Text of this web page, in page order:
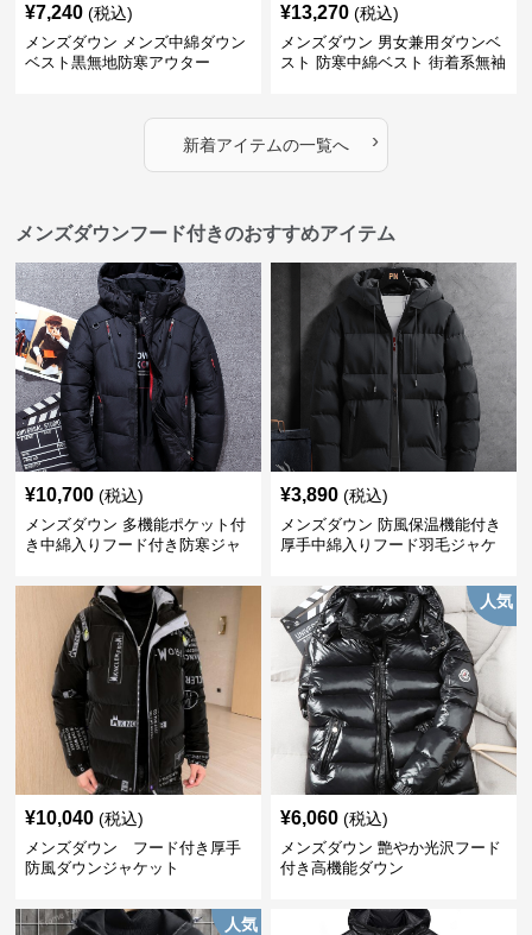
¥7,240 (税込)
メンズダウン メンズ中綿ダウン
ベスト黒無地防寒アウター
¥13,270 (税込)
メンズダウン 男女兼用ダウンベ
スト 防寒中綿ベスト 街着系無袖
新着アイテムの一覧へ ›
メンズダウンフード付きのおすすめアイテム
¥10,700 (税込)
メンズダウン 多機能ポケット付
き中綿入りフード付き防寒ジャ
¥3,890 (税込)
メンズダウン 防風保温機能付き
厚手中綿入りフード羽毛ジャケ
¥10,040 (税込)
メンズダウン フード付き厚手
防風ダウンジャケット
人気
¥6,060 (税込)
メンズダウン 艶やか光沢フード
付き高機能ダウン
人気